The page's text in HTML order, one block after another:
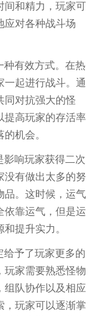
间和精力，玩家可
应对各种战斗场
种有效方式。在热
一起进行战斗。通
同对抗强大的怪
提高玩家的存活率
机会。
影响玩家获得二次
没有做出太多的努
品。这时候，运气
依靠运气，但是运
提升实力。
给予了玩家更多的
玩家需要熟悉怪物
组队协作以及相应
，玩家可以逐渐掌